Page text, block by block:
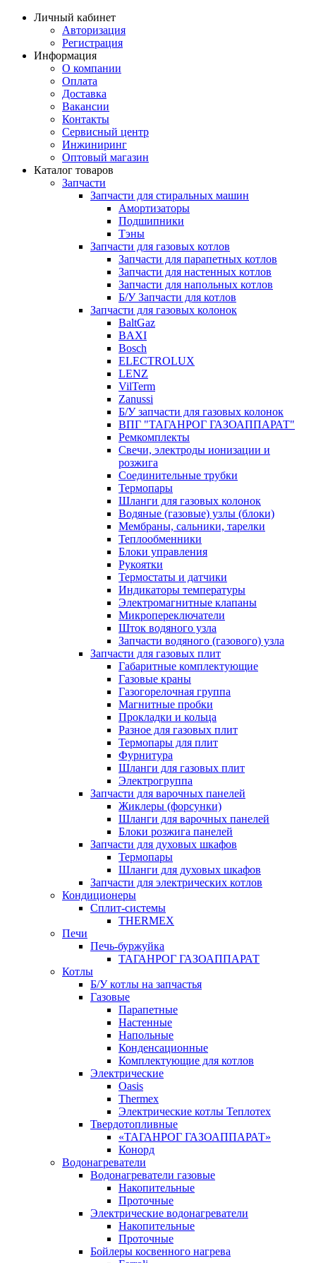
Личный кабинет
Авторизация
Регистрация
Информация
О компании
Оплата
Доставка
Вакансии
Контакты
Сервисный центр
Инжиниринг
Оптовый магазин
Каталог товаров
Запчасти
Запчасти для стиральных машин
Амортизаторы
Подшипники
Тэны
Запчасти для газовых котлов
Запчасти для парапетных котлов
Запчасти для настенных котлов
Запчасти для напольных котлов
Б/У Запчасти для котлов
Запчасти для газовых колонок
BaltGaz
BAXI
Bosch
ELECTROLUX
LENZ
VilTerm
Zanussi
Б/У запчасти для газовых колонок
ВПГ "ТАГАНРОГ ГАЗОАППАРАТ"
Ремкомплекты
Свечи, электроды ионизации и
розжига
Соединительные трубки
Термопары
Шланги для газовых колонок
Водяные (газовые) узлы (блоки)
Мембраны, сальники, тарелки
Теплообменники
Блоки управления
Рукоятки
Термостаты и датчики
Индикаторы температуры
Электромагнитные клапаны
Микропереключатели
Шток водяного узла
Запчасти водяного (газового) узла
Запчасти для газовых плит
Габаритные комплектующие
Газовые краны
Газогорелочная группа
Магнитные пробки
Прокладки и кольца
Разное для газовых плит
Термопары для плит
Фурнитура
Шланги для газовых плит
Электрогруппа
Запчасти для варочных панелей
Жиклеры (форсунки)
Шланги для варочных панелей
Блоки розжига панелей
Запчасти для духовых шкафов
Термопары
Шланги для духовых шкафов
Запчасти для электрических котлов
Кондиционеры
Сплит-системы
THERMEX
Печи
Печь-буржуйка
ТАГАНРОГ ГАЗОАППАРАТ
Котлы
Б/У котлы на запчастья
Газовые
Парапетные
Настенные
Напольные
Конденсационные
Комплектующие для котлов
Электрические
Oasis
Thermex
Электрические котлы Теплотех
Твердотопливные
«ТАГАНРОГ ГАЗОАППАРАТ»
Конорд
Водонагреватели
Водонагреватели газовые
Накопительные
Проточные
Электрические водонагреватели
Накопительные
Проточные
Бойлеры косвенного нагрева